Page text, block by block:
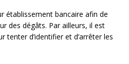
établissement bancaire afin de
des dégâts. Par ailleurs, il est
d’identifier et d’arrêter les